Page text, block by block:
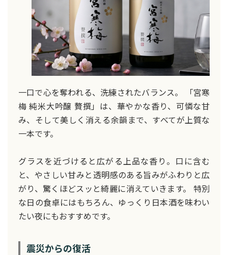
一口で心を奪われる、洗練されたバランス。 「宮寒
梅 純米大吟醸 贅撰」は、華やかな香り、可憐な甘
み、そして美しく消える余韻まで、すべてが上質な
一本です。
グラスを近づけると広がる上品な香り。口に含む
と、やさしい甘みと透明感のある旨みがふわりと広
がり、驚くほどスッと綺麗に消えていきます。 特別
な日の食卓にはもちろん、ゆっくり日本酒を味わい
たい夜にもおすすめです。
震災からの復活